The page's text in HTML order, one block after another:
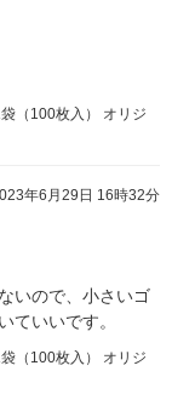
100枚入） オリジ
年6月29日 16時32分
いので、小さいゴ
ていいです。
100枚入） オリジ